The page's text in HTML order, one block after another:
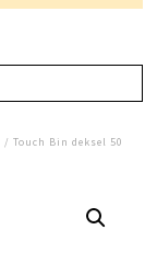
/ Touch Bin deksel 50